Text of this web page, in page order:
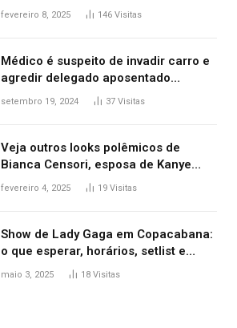
após Bianca Censori, mulher de
fevereiro 8, 2025 146 Visitas
Médico é suspeito de invadir carro e
agredir delegado aposentado
durante confusão no trânsito
setembro 19, 2024 37 Visitas
Veja outros looks polêmicos de
Bianca Censori, esposa de Kanye
West que apareceu nua no Grammy
fevereiro 4, 2025 19 Visitas
Show de Lady Gaga em Copacabana:
o que esperar, horários, setlist e
onde assistir
maio 3, 2025 18 Visitas